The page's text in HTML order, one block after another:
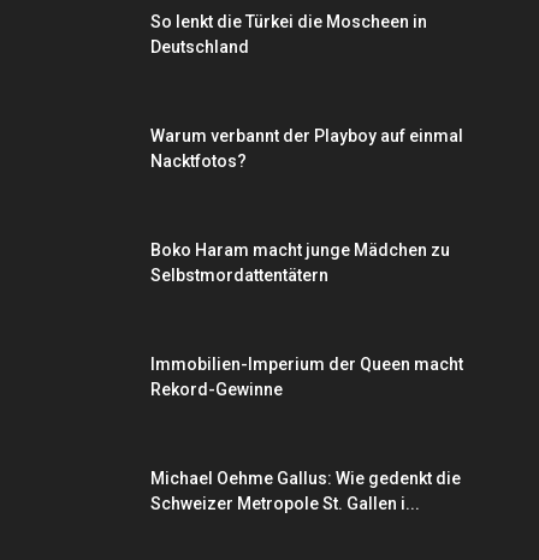
So lenkt die Türkei die Moscheen in
Deutschland
Warum verbannt der Playboy auf einmal
Nacktfotos?
Boko Haram macht junge Mädchen zu
Selbstmordattentätern
Immobilien-Imperium der Queen macht
Rekord-Gewinne
Michael Oehme Gallus: Wie gedenkt die
Schweizer Metropole St. Gallen i...